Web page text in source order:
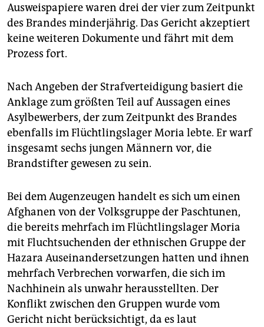
Ausweispapiere waren drei der vier zum Zeitpunkt
des Brandes minderjährig. Das Gericht akzeptiert
keine weiteren Dokumente und fährt mit dem
Prozess fort.
Nach Angeben der Strafverteidigung basiert die
Anklage zum größten Teil auf Aussagen eines
Asylbewerbers, der zum Zeitpunkt des Brandes
ebenfalls im Flüchtlingslager Moria lebte. Er warf
insgesamt sechs jungen Männern vor, die
Brandstifter gewesen zu sein.
Bei dem Augenzeugen handelt es sich um einen
Afghanen von der Volksgruppe der Paschtunen,
die bereits mehrfach im Flüchtlingslager Moria
mit Fluchtsuchenden der ethnischen Gruppe der
Ha­zara Auseinandersetzungen hatten und ihnen
mehrfach Verbrechen vorwarfen, die sich im
Nachhinein als unwahr herausstellten. Der
Konflikt zwischen den Gruppen wurde vom
Gericht nicht berücksichtigt, da es laut